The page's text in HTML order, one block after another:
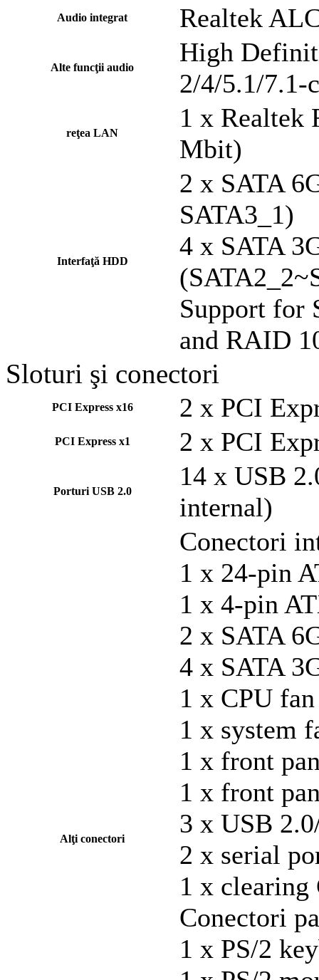
Audio integrat Realtek
Alte funcţii audio
High
2/4/5.1/7.1-
reţea LAN
1 x Realtek
Mbit)
Interfaţă HDD
2 x SATA
SATA3_1)
4 x SATA
Support for
and RAID
Sloturi şi conectori
PCI Express x16 2 x PCI
PCI Express x1 2 x PCI
Porturi USB 2.0
14 x USB
internal)
Alţi conectori
Conectori
1 x 24-pin
1 x 4-pin
2 x SATA
4 x SATA
1 x CPU
1 x system
1 x front
1 x front
3 x USB
2 x serial
1 x clearing
Conectori
1 x PS/2